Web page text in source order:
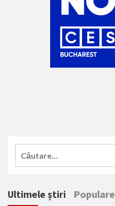
Caută
Ultimele știri Populare